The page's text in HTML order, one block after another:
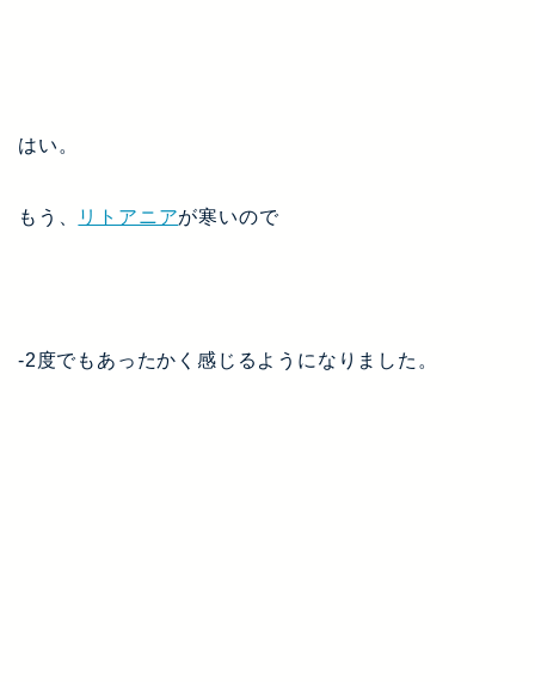
はい。
もう、 リトアニアが寒いので
-2度でもあったかく感じるようになりました。